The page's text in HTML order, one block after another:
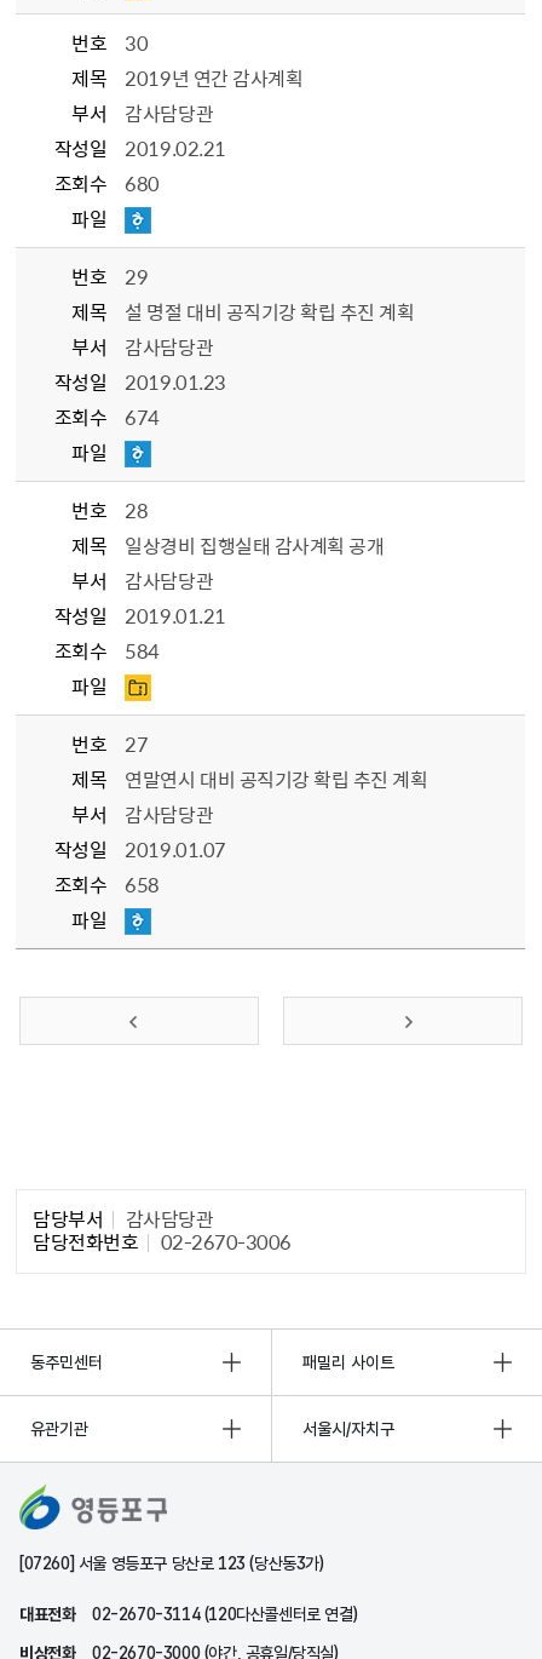
번호
30
제목
2019년 연간 감사계획
부서
감사담당관
작성일
2019.02.21
조회수
680
파일
번호
29
제목
설 명절 대비 공직기강 확립 추진 계획
부서
감사담당관
작성일
2019.01.23
조회수
674
파일
번호
28
제목
일상경비 집행실태 감사계획 공개
부서
감사담당관
작성일
2019.01.21
조회수
584
파일
번호
27
제목
연말연시 대비 공직기강 확립 추진 계획
부서
감사담당관
작성일
2019.01.07
조회수
658
파일
이전 페이지 다음 페이지
담당부서 감사담당관
담당전화번호 02-2670-3006
동주민센터 패밀리 사이트
유관기관 서울시/자치구
[07260] 서울 영등포구 당산로 123 (당산동3가)
대표전화
02-2670-3114 (120다산콜센터로 연결)
비상전화
02-2670-3000 (야간, 공휴일/당직실)